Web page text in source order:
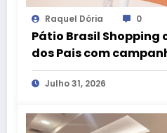
Raquel Dória 0
Pátio Brasil Shopping
dos Pais com
Ganhou” e camiseta
LIVE!Julho 31, 2026